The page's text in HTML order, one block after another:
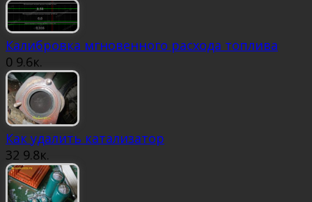
Калибровка мгновенного расхода топлива
0 9.6к.
Как удалить катализатор
32 9.8к.